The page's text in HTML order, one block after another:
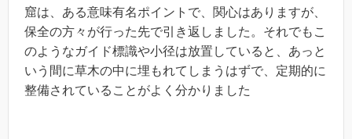
窟は、ある意味有名ポイントで、関心はありますが、
保全の方々が行った先で引き返しました。それでもこ
のようなガイド標識や小径は放置していると、あっと
いう間に草木の中に埋もれてしまうはずで、定期的に
整備されていることがよく分かりました